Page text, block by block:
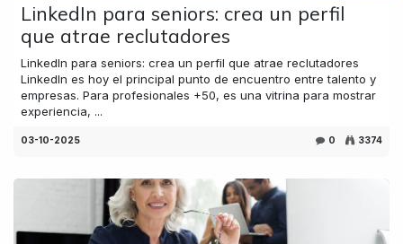
LinkedIn para seniors: crea un perfil
que atrae reclutadores
LinkedIn para seniors: crea un perfil que atrae reclutadores
LinkedIn es hoy el principal punto de encuentro entre talento y
empresas. Para profesionales +50, es una vitrina para mostrar
experiencia, ...
03-10-2025 0 3374